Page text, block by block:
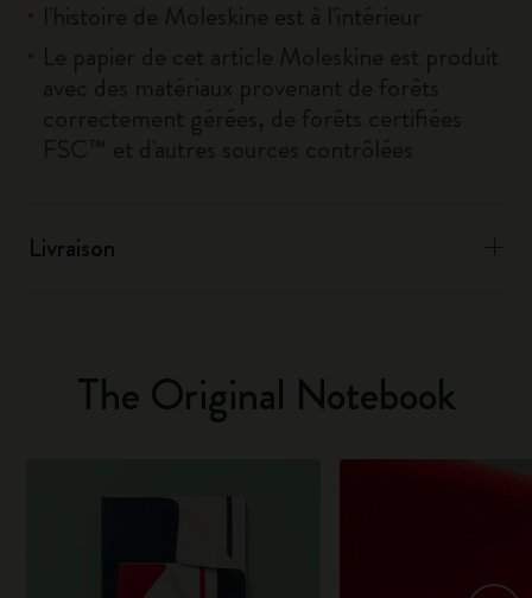
Livraison
The Original Notebook